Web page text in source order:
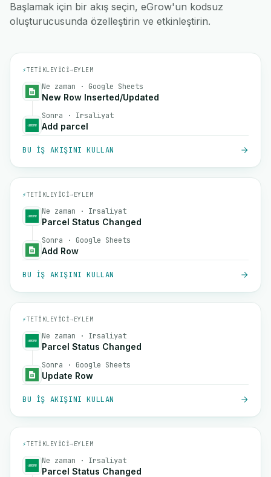
Başlamak için bir akış seçin, eGrow'un kodsuz
oluşturucusunda özelleştirin ve etkinleştirin.
⚡TETIKLEYICI→EYLEM
Ne zaman · Google Sheets
New Row Inserted/Updated
Sonra · Irsaliyat
Add parcel
BU IŞ AKIŞINI KULLAN
⚡TETIKLEYICI→EYLEM
Ne zaman · Irsaliyat
Parcel Status Changed
Sonra · Google Sheets
Add Row
BU IŞ AKIŞINI KULLAN
⚡TETIKLEYICI→EYLEM
Ne zaman · Irsaliyat
Parcel Status Changed
Sonra · Google Sheets
Update Row
BU IŞ AKIŞINI KULLAN
⚡TETIKLEYICI→EYLEM
Ne zaman · Irsaliyat
Parcel Status Changed